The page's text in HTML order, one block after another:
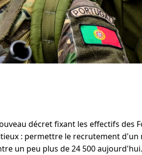
décret fixant les effectifs des
: permettre le recrutement
un peu plus de 24 500